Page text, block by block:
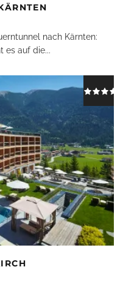
nach Kärnten:
es auf die...